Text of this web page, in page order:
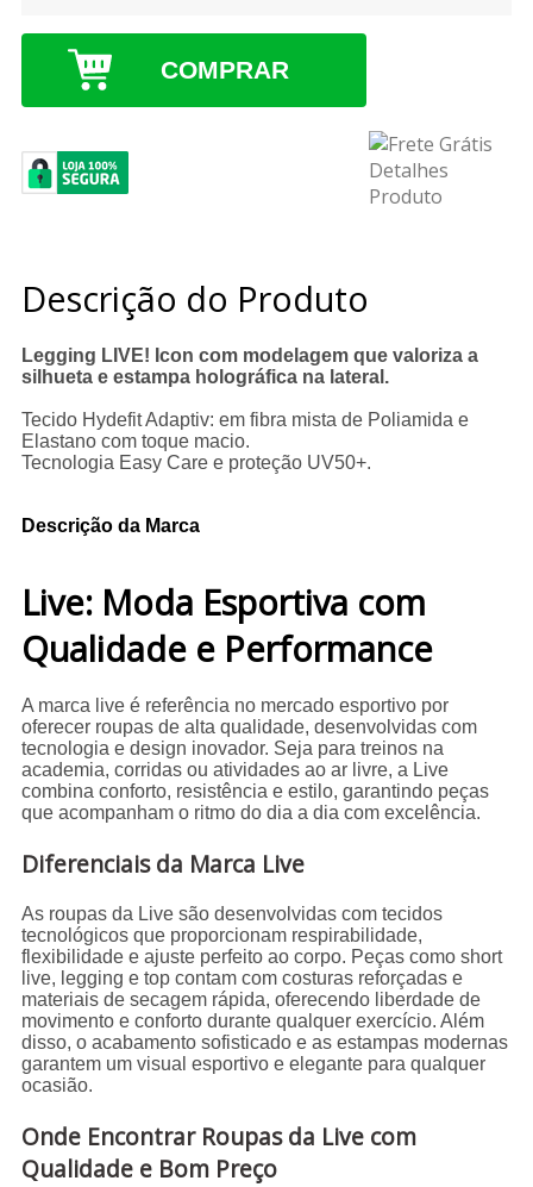
COMPRAR
Descrição do Produto
Legging LIVE! Icon com modelagem que valoriza a
silhueta e estampa holográfica na lateral.
Tecido Hydefit Adaptiv: em fibra mista de Poliamida e
Elastano com toque macio.
Tecnologia Easy Care e proteção UV50+.
Descrição da Marca
Live: Moda Esportiva com
Qualidade e Performance
A marca live é referência no mercado esportivo por
oferecer roupas de alta qualidade, desenvolvidas com
tecnologia e design inovador. Seja para treinos na
academia, corridas ou atividades ao ar livre, a Live
combina conforto, resistência e estilo, garantindo peças
que acompanham o ritmo do dia a dia com excelência.
Diferenciais da Marca Live
As roupas da Live são desenvolvidas com tecidos
tecnológicos que proporcionam respirabilidade,
flexibilidade e ajuste perfeito ao corpo. Peças como short
live, legging e top contam com costuras reforçadas e
materiais de secagem rápida, oferecendo liberdade de
movimento e conforto durante qualquer exercício. Além
disso, o acabamento sofisticado e as estampas modernas
garantem um visual esportivo e elegante para qualquer
ocasião.
Onde Encontrar Roupas da Live com
Qualidade e Bom Preço